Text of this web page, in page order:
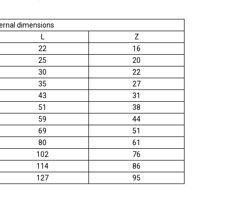
dimensions
L
Z
22
16
25
20
30
22
35
27
43
31
51
38
59
44
69
51
80
61
102
76
114
86
127 95